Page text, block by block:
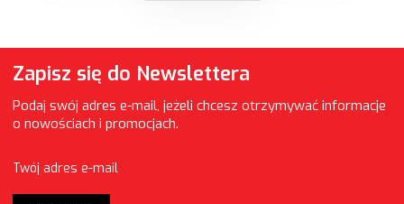
Zapisz się do Newslettera
Podaj swój adres e-mail, jeżeli chcesz otrzymywać informacje
o nowościach i promocjach.
Twój adres e-mail